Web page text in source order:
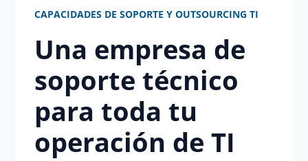
CAPACIDADES DE SOPORTE Y OUTSOURCING TI
Una empresa de
soporte técnico
para toda tu
operación de TI